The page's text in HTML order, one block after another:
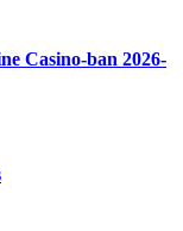
Casino-ban 2026-